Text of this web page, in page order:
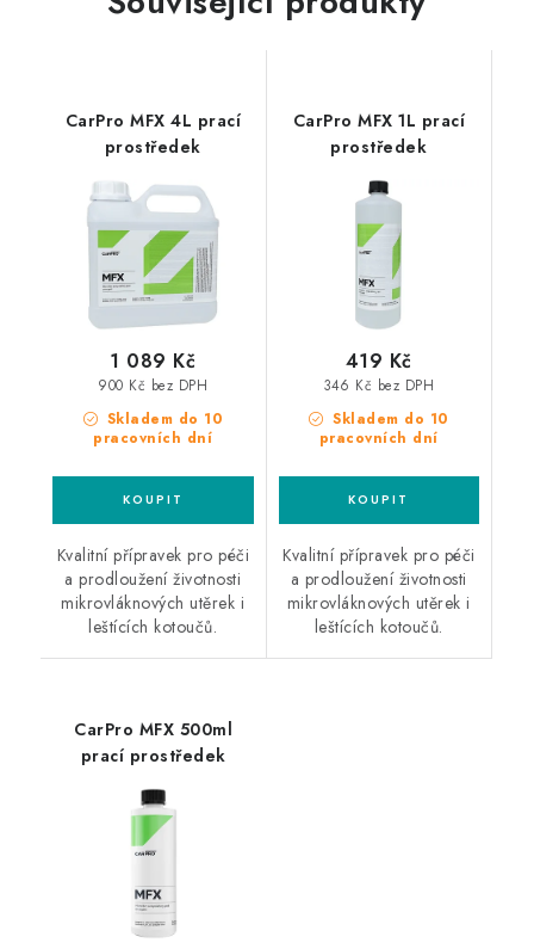
CarPro MFX 4L prací
prostředek
Skladem do 10
pracovních dní
900 Kč bez DPH
1 089 Kč
Kvalitní přípravek pro péči
a prodloužení životnosti
mikrovláknových utěrek i
leštících kotoučů.
CarPro MFX 1L prací
prostředek
Skladem do 10
pracovních dní
346 Kč bez DPH
419 Kč
Kvalitní přípravek pro péči
a prodloužení životnosti
mikrovláknových utěrek i
leštících kotoučů.
CarPro MFX 500ml
prací prostředek